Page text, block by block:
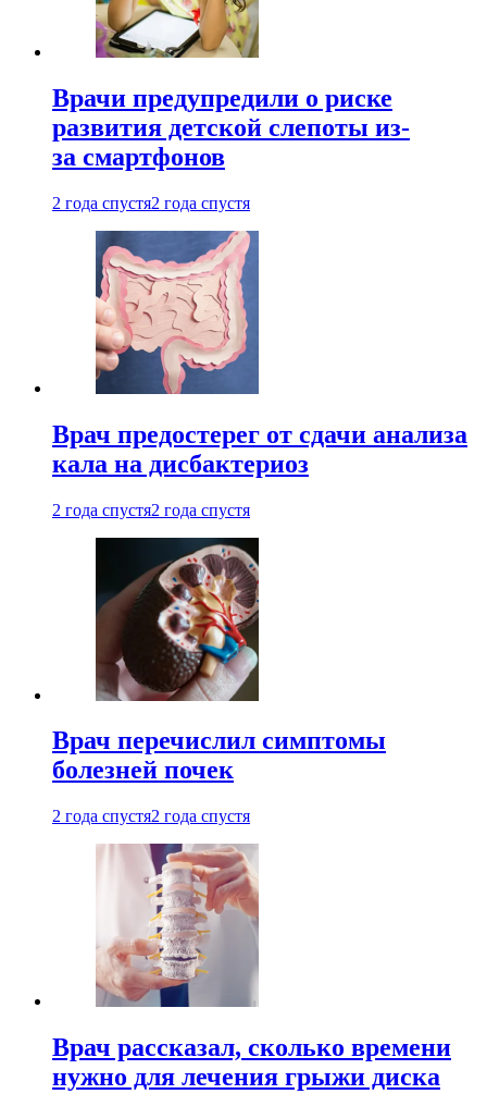
Врачи предупредили о риске
развития детской слепоты из-
за смартфонов
2 года спустя2 года спустя
Врач предостерег от сдачи анализа
кала на дисбактериоз
2 года спустя2 года спустя
Врач перечислил симптомы
болезней почек
2 года спустя2 года спустя
Врач рассказал, сколько времени
нужно для лечения грыжи диска